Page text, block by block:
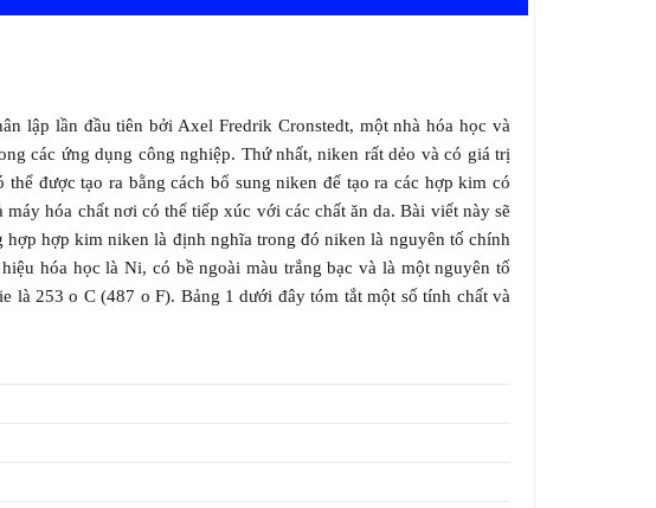
lập lần đầu tiên bởi Axel Fredrik Cronstedt, một nhà hóa học và
các ứng dụng công nghiệp. Thứ nhất, niken rất dẻo và có giá trị
được tạo ra bằng cách bổ sung niken để tạo ra các hợp kim có
hóa chất nơi có thể tiếp xúc với các chất ăn da. Bài viết này sẽ
hợp kim niken là định nghĩa trong đó niken là nguyên tố chính
hóa học là Ni, có bề ngoài màu trắng bạc và là một nguyên tố
là 253 o C (487 o F). Bảng 1 dưới đây tóm tắt một số tính chất và